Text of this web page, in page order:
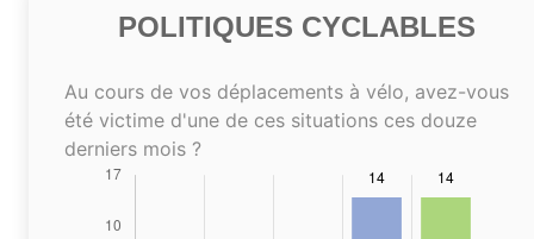
POLITIQUES CYCLABLES
Au cours de vos déplacements à vélo, avez-vous
été victime d'une de ces situations ces douze
derniers mois ?